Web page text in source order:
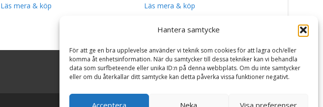
Hantera samtycke
För att ge en bra upplevelse använder vi teknik som cookies för att lagra och/eller
komma åt enhetsinformation. När du samtycker till dessa tekniker kan vi behandla
data som surfbeteende eller unika ID:n på denna webbplats. Om du inte samtycker
eller om du återkallar ditt samtycke kan detta påverka vissa funktioner negativt.
Acceptera Neka Visa preferenser
Läs mera & köp Läs mera & köp